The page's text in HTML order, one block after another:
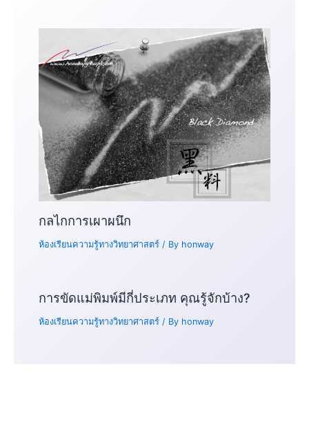
กลไกการเผาผนึก
ห้องเรียนความรู้ทางวิทยาศาสตร์ / By honway
การขัดแม่พิมพ์มีกี่ประเภท คุณรู้จักบ้าง?
ห้องเรียนความรู้ทางวิทยาศาสตร์ / By honway